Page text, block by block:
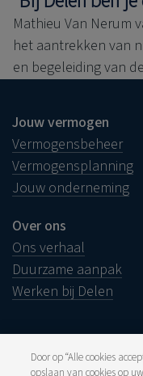
Mathieu Van Nerum
het aantrekken van
en begeleiding van
Jouw vermogen
Vermogensbeheer
Vermogensplanning
Jouw onderneming
Over ons
Ons verhaal
Duurzame aanpak
Werken bij Delen
Door op “Alle cookies
opslaan van cookies op